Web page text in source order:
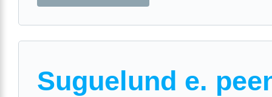
Suguelund e.